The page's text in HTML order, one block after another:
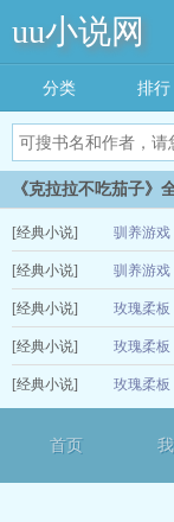
uu小说网
分类 排行
《克拉拉不吃茄子》
[经典小说] 驯养游戏
[经典小说] 驯养游戏
[经典小说] 玫瑰柔板
不良青年
[经典小说] 玫瑰柔板
青年头子
[经典小说] 玫瑰柔
首页